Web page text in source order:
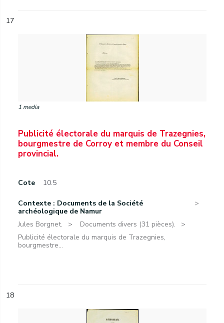
17
1 media
Publicité électorale du marquis de Trazegnies,
bourgmestre de Corroy et membre du Conseil
provincial.
Cote 10.5
Contexte : Documents de la Société
archéologique de Namur
Jules Borgnet.
Documents divers (31 pièces).
Publicité électorale du marquis de Trazegnies,
bourgmestre...
18